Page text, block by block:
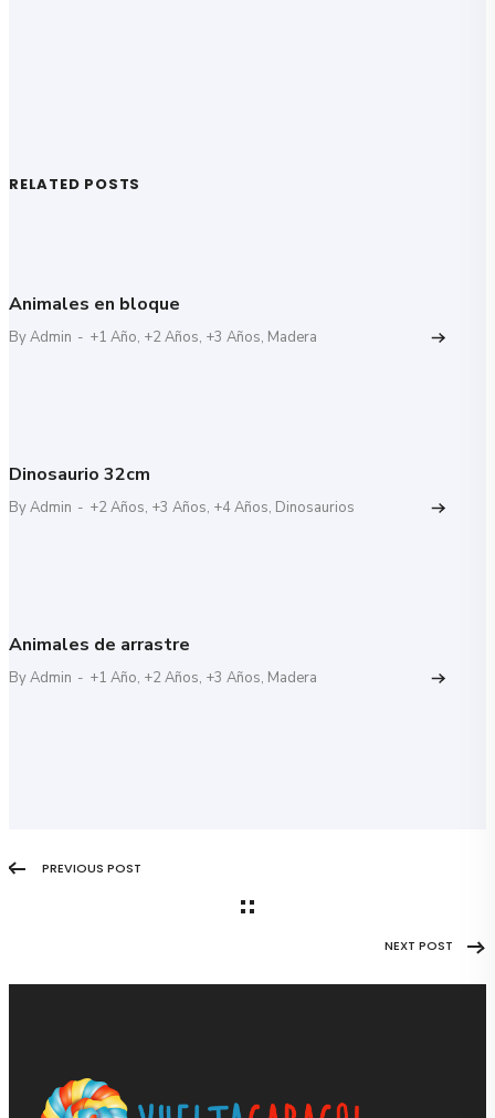
RELATED POSTS
Animales en bloque
By Admin - +1 Año, +2 Años, +3 Años, Madera
Dinosaurio 32cm
By Admin - +2 Años, +3 Años, +4 Años, Dinosaurios
Animales de arrastre
By Admin - +1 Año, +2 Años, +3 Años, Madera
PREVIOUS POST
NEXT POST